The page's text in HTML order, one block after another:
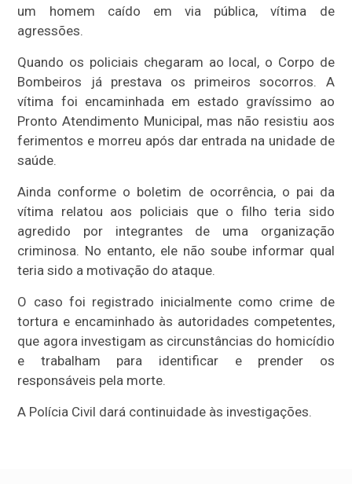
um homem caído em via pública, vítima de
agressões.
Quando os policiais chegaram ao local, o Corpo de
Bombeiros já prestava os primeiros socorros. A
vítima foi encaminhada em estado gravíssimo ao
Pronto Atendimento Municipal, mas não resistiu aos
ferimentos e morreu após dar entrada na unidade de
saúde.
Ainda conforme o boletim de ocorrência, o pai da
vítima relatou aos policiais que o filho teria sido
agredido por integrantes de uma organização
criminosa. No entanto, ele não soube informar qual
teria sido a motivação do ataque.
O caso foi registrado inicialmente como crime de
tortura e encaminhado às autoridades competentes,
que agora investigam as circunstâncias do homicídio
e trabalham para identificar e prender os
responsáveis pela morte.
A Polícia Civil dará continuidade às investigações.